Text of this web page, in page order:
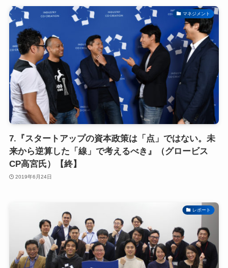
マネジメント
7.『スタートアップの資本政策は「点」ではない。未
来から逆算した「線」で考えるべき』（グロービス
CP高宮氏）【終】
2019年6月24日
レポート